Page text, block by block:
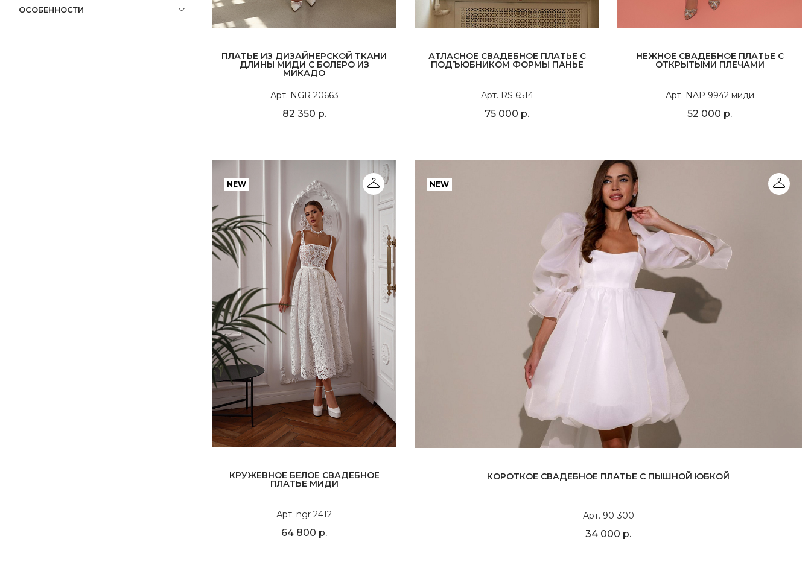
ОСОБЕННОСТИ
ПЛАТЬЕ ИЗ ДИЗАЙНЕРСКОЙ ТКАНИ
ДЛИНЫ МИДИ С БОЛЕРО ИЗ
МИКАДО
Арт. NGR 20663
82 350 р.
АТЛАСНОЕ СВАДЕБНОЕ ПЛАТЬЕ С
ПОДЪЮБНИКОМ ФОРМЫ ПАНЬЕ
Арт. RS 6514
75 000 р.
НЕЖНОЕ СВАДЕБНОЕ ПЛАТЬЕ С
ОТКРЫТЫМИ ПЛЕЧАМИ
Арт. NAP 9942 миди
52 000 р.
NEW
КРУЖЕВНОЕ БЕЛОЕ СВАДЕБНОЕ
ПЛАТЬЕ МИДИ
Арт. ngr 2412
64 800 р.
NEW
КОРОТКОЕ СВАДЕБНОЕ ПЛАТЬЕ С ПЫШНОЙ ЮБКОЙ
Арт. 90-300
34 000 р.